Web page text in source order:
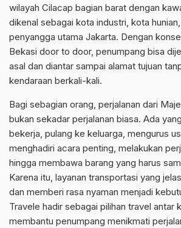
wilayah Cilacap bagian barat dengan
dikenal sebagai kota industri, kota
penyangga utama Jakarta. Dengan
Bekasi door to door, penumpang bisa
asal dan diantar sampai alamat tujuan
kendaraan berkali-kali.
Bagi sebagian orang, perjalanan dari
bukan sekadar perjalanan biasa. Ada
bekerja, pulang ke keluarga, mengurus
menghadiri acara penting, melakukan
hingga membawa barang yang harus
Karena itu, layanan transportasi yang
dan memberi rasa nyaman menjadi
Travele hadir sebagai pilihan travel antar
membantu penumpang menikmati